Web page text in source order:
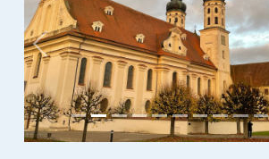
Previous